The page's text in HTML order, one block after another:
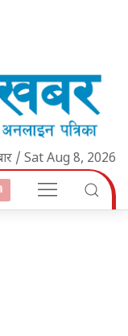
/ Sat Aug 8, 2026